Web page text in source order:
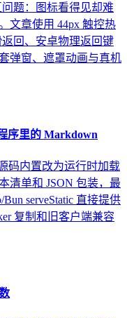
题：图标看得见却难
文章使用 44px 触控热
返回、安卓物理返回键
弹窗、遮罩动画与真机
序里的 Markdown
码内置改为运行时加载
清单和 JSON 包装，最
serveStatic 直接提供
复制和旧客户端兼容